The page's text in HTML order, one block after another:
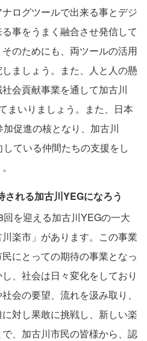
ログツールで出来る事とデジ
事をうまく融合させ発信して
のためにも、両ツールの活用
ましょう。また、人と人の懸
会貢献事業を通して加古川
まいりましょう。また、日本
促進の核となり、加古川
ている仲間たちの支援をし
される加古川YEGになろう
を迎える加古川YEGの一大
楽市」があります。この事業
にとっての期待の事業となっ
、社会は日々変化をしており
会の要望、流れを汲み取り、
対し果敢に挑戦し、新しい楽
、加古川市民の皆様から、認